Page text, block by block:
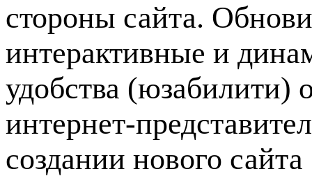
стороны сайта.
интерактивные и
удобства (юзабилити)
интернет-
создании нового